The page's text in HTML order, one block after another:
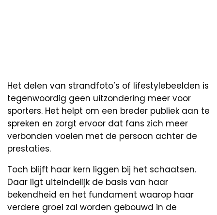
Het delen van strandfoto’s of lifestylebeelden is
tegenwoordig geen uitzondering meer voor
sporters. Het helpt om een breder publiek aan te
spreken en zorgt ervoor dat fans zich meer
verbonden voelen met de persoon achter de
prestaties.
Toch blijft haar kern liggen bij het schaatsen.
Daar ligt uiteindelijk de basis van haar
bekendheid en het fundament waarop haar
verdere groei zal worden gebouwd in de